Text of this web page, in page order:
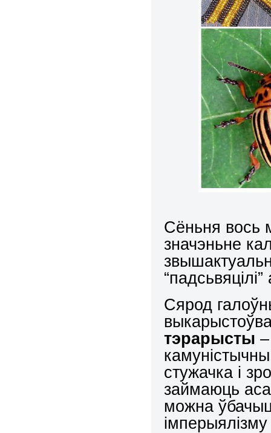
Сёньня вось
значэньне
Сярод
тэрарысты
стужачка і
займаюць
можна
імперыялізму